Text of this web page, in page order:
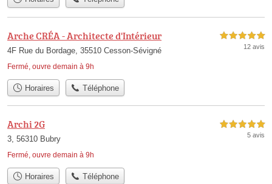
Arche CRÉA - Architecte d'Intérieur
4F Rue du Bordage, 35510 Cesson-Sévigné
Fermé, ouvre demain à 9h
5,0 étoiles sur 5
12 avis
Horaires Téléphone
Archi 2G
3, 56310 Bubry
Fermé, ouvre demain à 9h
5,0 étoiles sur 5
5 avis
Horaires Téléphone